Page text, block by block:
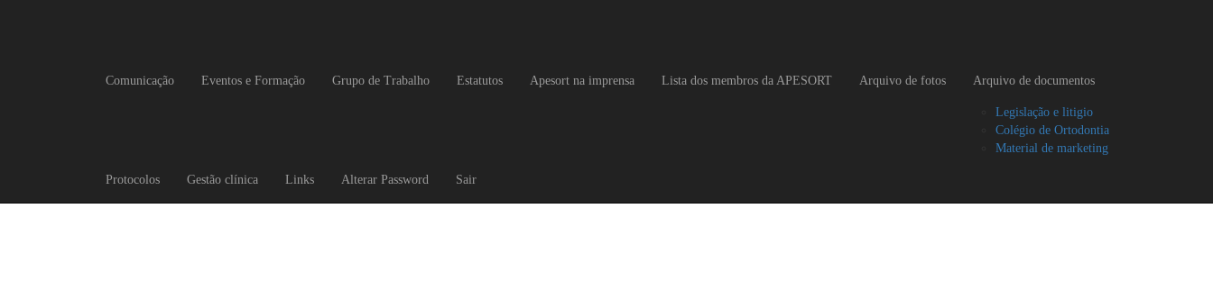
Comunicação Eventos e Formação Grupo de Trabalho Estatutos Apesort na imprensa Lista dos membros da APESORT Arquivo de fotos Arquivo de documentos
Legislação e litigio
Colégio de Ortodontia
Material de marketing
Protocolos Gestão clínica Links Alterar Password Sair